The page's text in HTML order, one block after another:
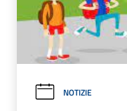
NOTIZIE